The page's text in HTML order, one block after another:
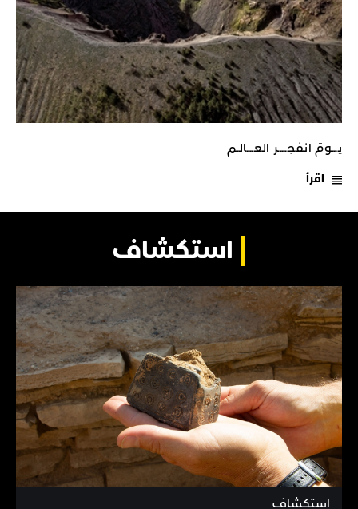
يـــومَ انفجـــــر العــــالـم
اقرأ
استكشاف
استكشاف